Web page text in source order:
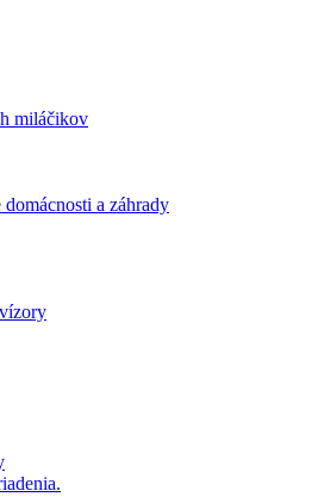
miláčikov
a záhrady